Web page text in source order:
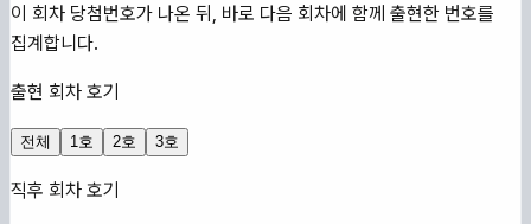
이 회차 당첨번호가 나온 뒤, 바로 다음 회차에 함께 출현한 번호를
집계합니다.
출현 회차 호기
전체 1호 2호 3호
직후 회차 호기